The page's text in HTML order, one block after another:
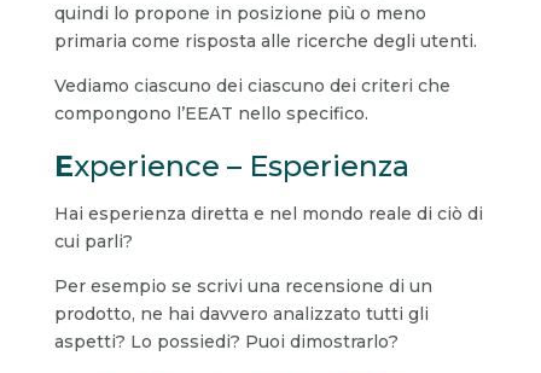
quindi lo propone in posizione più o meno
primaria come risposta alle ricerche degli utenti.
Vediamo ciascuno dei ciascuno dei criteri che
compongono l’EEAT nello specifico.
Experience – Esperienza
Hai esperienza diretta e nel mondo reale di ciò di
cui parli?
Per esempio se scrivi una recensione di un
prodotto, ne hai davvero analizzato tutti gli
aspetti? Lo possiedi? Puoi dimostrarlo?